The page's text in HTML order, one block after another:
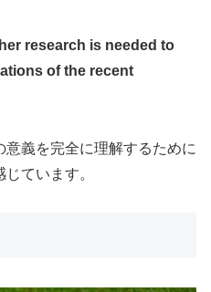
research is needed to
of the recent
義を完全に理解するために
ています。